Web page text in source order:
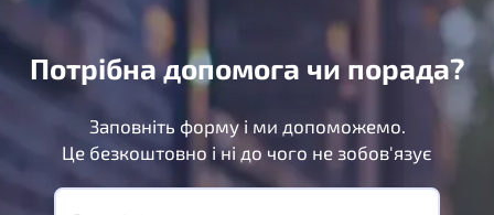
Потрібна допомога чи порада?
Заповніть форму і ми допоможемо.
Це безкоштовно і ні до чого не зобов'язує